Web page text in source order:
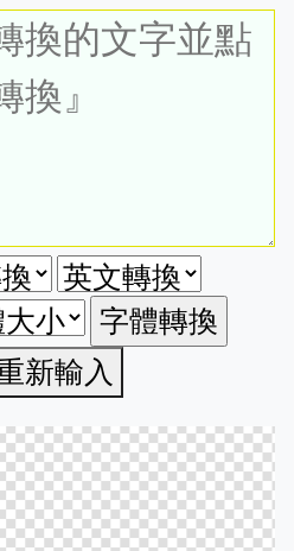
新輸入